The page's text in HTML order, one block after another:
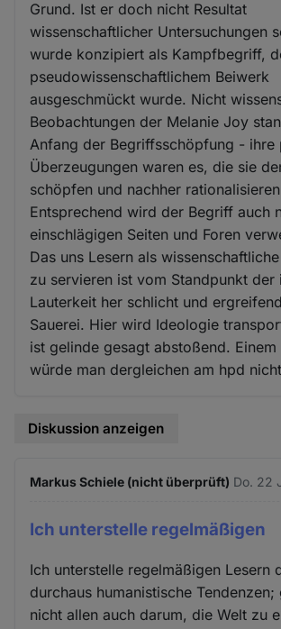
Grund. Ist er doch nicht Resultat
wissenschaftlicher Untersuchungen
wurde konzipiert als Kampfbegriff,
pseudowissenschaftlichem Beiwerk
ausgeschmückt wurde. Nicht
Beobachtungen der Melanie Joy
Anfang der Begriffsschöpfung - ihre
Überzeugungen waren es, die sie
schöpfen und nachher
Entsprechend wird der Begriff auch
einschlägigen Seiten und Foren
Das uns Lesern als
zu servieren ist vom Standpunkt der
Lauterkeit her schlicht und
Sauerei. Hier wird Ideologie
ist gelinde gesagt abstoßend.
würde man dergleichen am hpd
Diskussion anzeigen
Markus Schiele (nicht überprüft) Do. 22
Ich unterstelle regelmäßigen
Ich unterstelle regelmäßigen Lesern
durchaus humanistische Tendenzen;
nicht allen auch darum, die Welt zu